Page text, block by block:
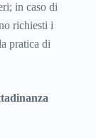
in caso di
richiesti i
pratica di